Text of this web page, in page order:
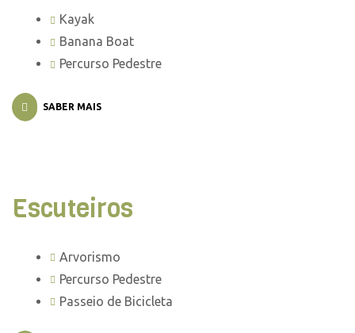
Kayak
Banana Boat
Percurso Pedestre
SABER MAIS
Escuteiros
Arvorismo
Percurso Pedestre
Passeio de Bicicleta